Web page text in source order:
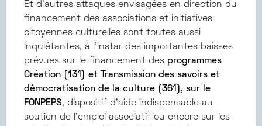
Et d’autres attaques envisagées en direction du
financement des associations et initiatives
citoyennes culturelles sont toutes aussi
inquiétantes, à l’instar des importantes baisses
prévues sur le financement des programmes
Création (131) et Transmission des savoirs et
démocratisation de la culture (361), sur le
FONPEPS, dispositif d’aide indispensable au
soutien de l’emploi associatif ou encore sur les